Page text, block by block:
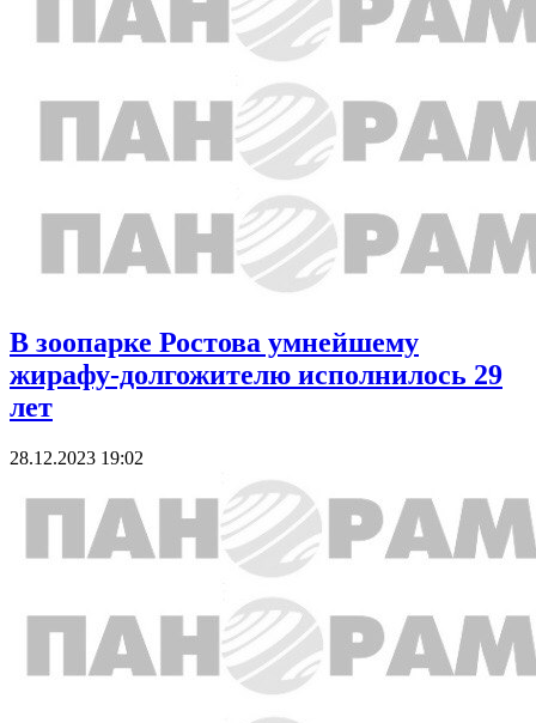
В зоопарке Ростова умнейшему
жирафу-долгожителю исполнилось 29
лет
28.12.2023 19:02